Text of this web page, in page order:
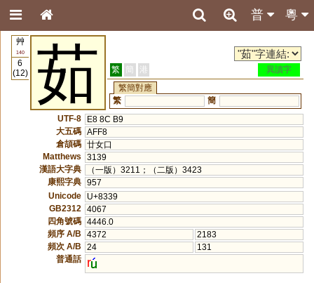
粵
普
艸
140
6
(12)
茹 繁 簡 港
異讀字
繁簡對應
繁
簡
UTF-8
E8 8C B9
大五碼 AFF8
倉頡碼 廿女口
Matthews
3139
漢語大字典
（一版）3211；（二版）3423
康熙字典 957
Unicode
U+8339
GB2312
4067
四角號碼 4446.0
頻序 A/B
4372
2183
頻次 A/B
24
131
普通話
r